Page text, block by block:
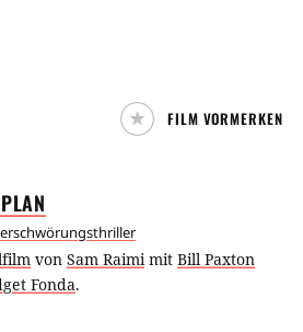
FILM VORMERKEN
PLAN
von Sam Raimimit Bill Paxton
Fonda.